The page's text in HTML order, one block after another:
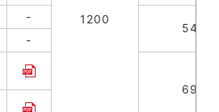
1200
-
54
-
69